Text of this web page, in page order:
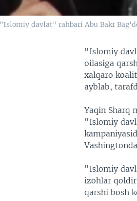
"Islomiy davlat" rahbari Abu Bakr
"Islomiy
oilasiga
xalqaro
ayblab,
Yaqin Sharq
"Islomiy
"Islomiy
izohlar
qarshi bosh